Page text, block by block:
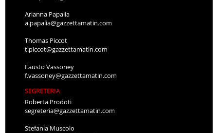
Arianna Papalia
a.papalia@gazzettamatin.com
Thomas Piccot
t.piccot@gazzettamatin.com
Fausto Vassoney
f.vassoney@gazzettamatin.com
SEGRETERIA
Roberta Prodoti
segreteria@gazzettamatin.com
Stefania Muscolo